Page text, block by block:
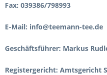
Fax: 039386/798993
E-Mail: info@teemann-tee.de
Geschäftsführer: Markus
Registergericht: Amtsgericht